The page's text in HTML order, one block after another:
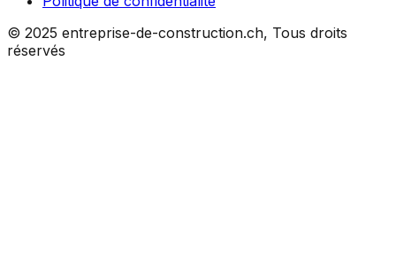
© 2025 entreprise-de-construction.ch, Tous droits
réservés